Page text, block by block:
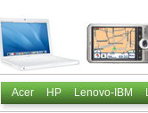
Acer HP Lenovo-IBM